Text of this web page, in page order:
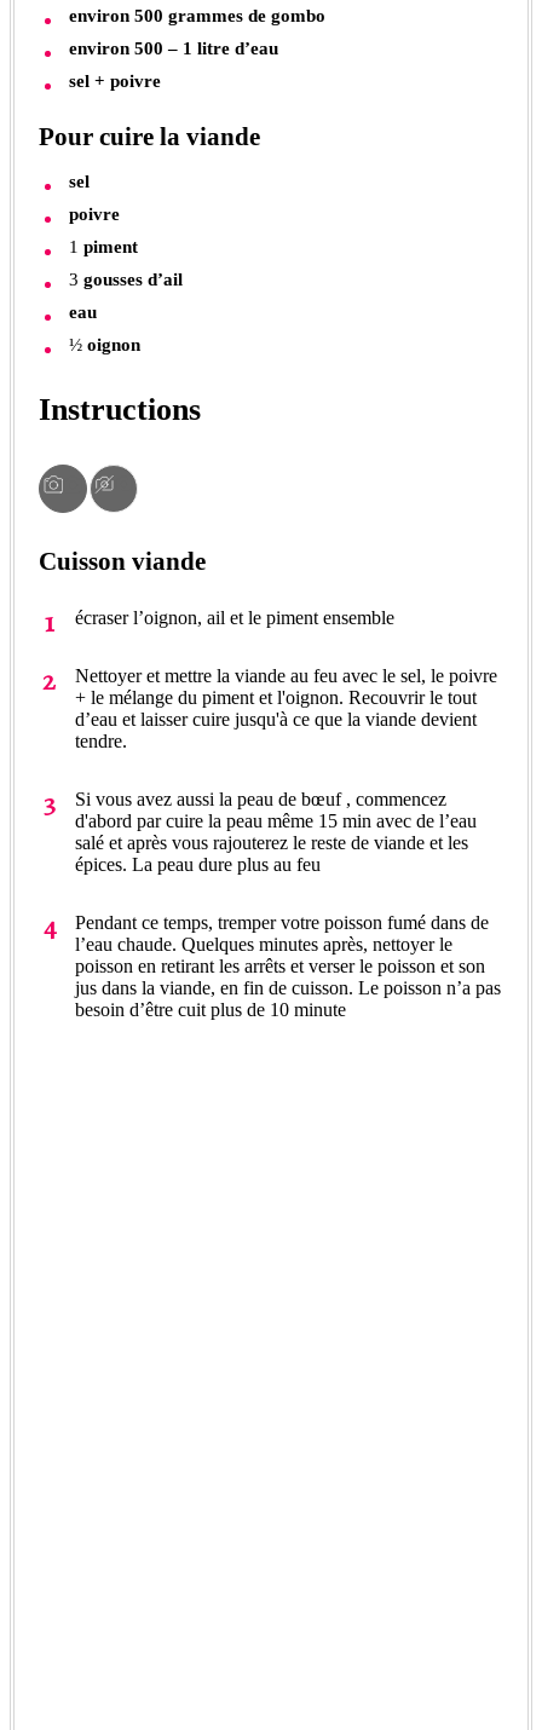
environ 500 grammes de gombo
environ 500 – 1 litre d’eau
sel + poivre
Pour cuire la viande
sel
poivre
1 piment
3 gousses d’ail
eau
½ oignon
Instructions
Cuisson viande
écraser l’oignon, ail et le piment ensemble
Nettoyer et mettre la viande au feu avec le sel, le poivre
+ le mélange du piment et l'oignon. Recouvrir le tout
d’eau et laisser cuire jusqu'à ce que la viande devient
tendre.
Si vous avez aussi la peau de bœuf , commencez
d'abord par cuire la peau même 15 min avec de l’eau
salé et après vous rajouterez le reste de viande et les
épices. La peau dure plus au feu
Pendant ce temps, tremper votre poisson fumé dans de
l’eau chaude. Quelques minutes après, nettoyer le
poisson en retirant les arrêts et verser le poisson et son
jus dans la viande, en fin de cuisson. Le poisson n’a pas
besoin d’être cuit plus de 10 minute